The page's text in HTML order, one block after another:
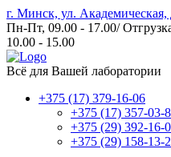
г. Минск, ул.
Пн-Пт, 09.00 - 17.00/
10.00 - 15.00
Всё для Вашей лаборатории
+375 (17) 379-16-06
+375 (17) 357-03-
+375 (29) 392-16-
+375 (29) 158-13-